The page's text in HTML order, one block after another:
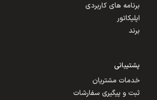
برنامه های کاربردی
اپلیکاتور
برند
پشتیبانی
خدمات مشتریان
ثبت و پیگیری سفارشات